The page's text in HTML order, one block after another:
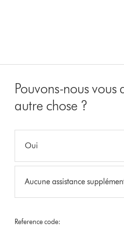
Pouvons-nous
autre chose ?
Oui
Aucune assistance
Reference code: